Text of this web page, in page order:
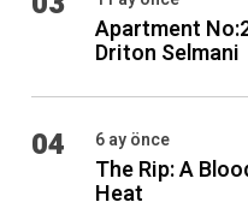
Apartment
Driton Selmani
04 6 ay önce
The Rip: A
Heat